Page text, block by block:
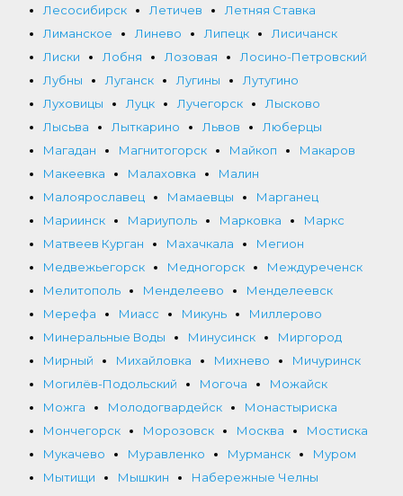
Лесосибирск
Летичев
Летняя Ставка
Лиманское
Линево Липецк
Лисичанск
Лиски
Лобня Лозовая
Лосино-Петровский
Лубны
Луганск Лугины
Лутугино
Луховицы
Луцк Лучегорск
Лысково
Лысьва
Лыткарино Львов
Люберцы
Магадан
Магнитогорск Майкоп
Макаров
Макеевка
Малаховка
Малин
Малоярославец
Мамаевцы
Марганец
Мариинск
Мариуполь Марковка
Маркс
Матвеев Курган
Махачкала
Мегион
Медвежьегорск
Медногорск
Междуреченск
Мелитополь
Менделеево
Менделеевск
Мерефа
Миасс Микунь
Миллерово
Минеральные Воды
Минусинск
Миргород
Мирный
Михайловка Михнево
Мичуринск
Могилёв-Подольский
Могоча
Можайск
Можга
Молодогвардейск
Монастыриска
Мончегорск
Морозовск Москва
Мостиска
Мукачево
Муравленко Мурманск
Муром
Мытищи
Мышкин
Набережные Челны